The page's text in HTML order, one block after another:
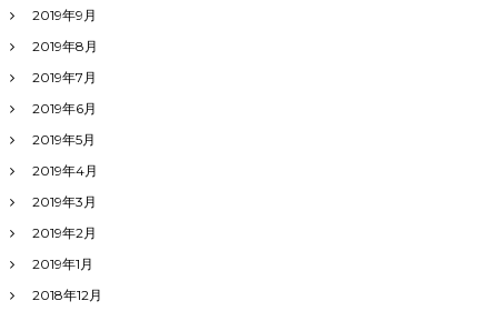
2019年9月
2019年8月
2019年7月
2019年6月
2019年5月
2019年4月
2019年3月
2019年2月
2019年1月
2018年12月